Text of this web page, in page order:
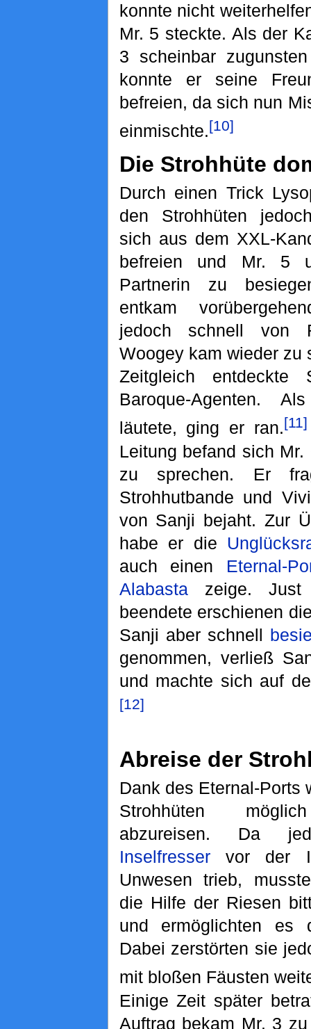
konnte nicht
Mr. 5 steckte. Als der
3 scheinbar
konnte er seine
befreien, da sich nun
einmischte.[10]
Die Strohhüte
Durch einen Trick
den Strohhüten
sich aus dem XXL-
befreien und Mr. 5
Partnerin zu
entkam
jedoch schnell von
Woogey kam wieder zu
Zeitgleich
Baroque-Agenten.
läutete, ging er ran.[11]
Leitung befand sich
zu sprechen. Er
Strohhutbande und
von Sanji bejaht. Zur
habe er die
auch einen Eternal-
Alabastazeige. Just
beendete erschienen
Sanji aber schnell
genommen, verließ
und machte sich auf
[12]
Abreise der
Dank des Eternal-Ports
Strohhüten
abzureisen. Da
Inselfresservor der
Unwesen trieb,
die Hilfe der Riesen
und ermöglichten es
Dabei zerstörten sie
mit bloßen Fäusten
Einige Zeit später
Auftrag bekam Mr. 3